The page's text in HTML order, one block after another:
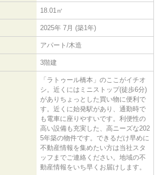
18.01㎡
2025年 7月 (築1年)
アパート/木造
3階建
「ラトゥール橋本」のここがイチオ
シ。近くにはミニストップ(徒歩6分)
がありちょっとした買い物に便利で
す。近くに始発駅があり、通勤時で
も電車に座りやすいです。利便性の
高い設備も充実した、高ニーズな202
5年築の物件です。できるだけ早めに
不動産情報を集めたい方は当社スタ
ッフまでご連絡ください。地域の不
動産情報をいち早くお届けします。